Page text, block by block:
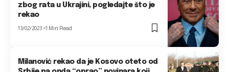
zbog rata u Ukrajini, pogledajte što je
rekao
13/02/2023 1 Min Read
Milanović rekao da je Kosovo oteto od